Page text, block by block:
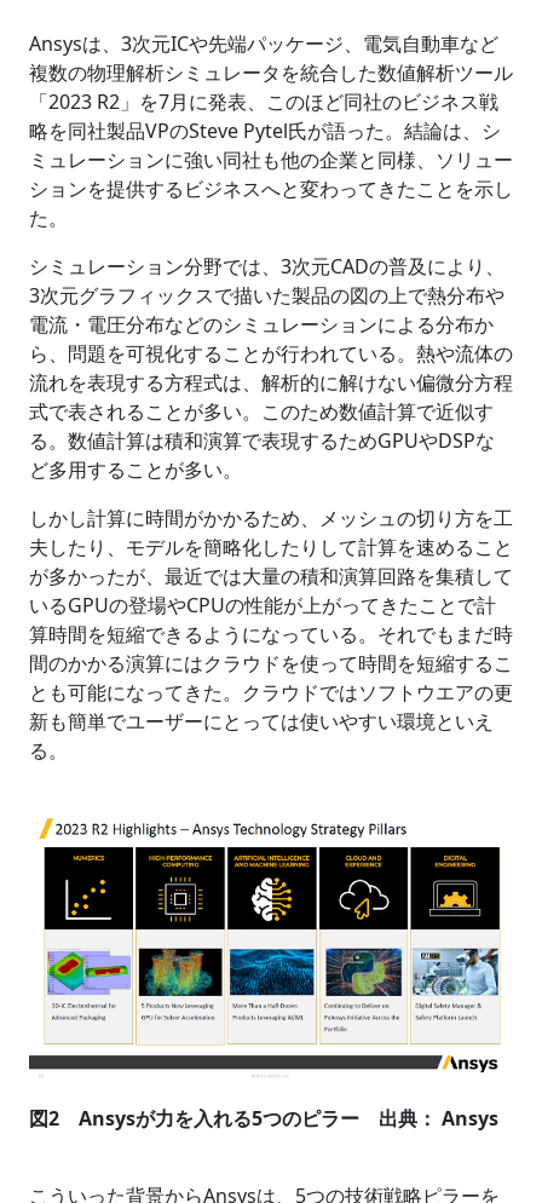
Ansysは、3次元ICや先端パッケージ、電気自動車など
複数の物理解析シミュレータを統合した数値解析ツール
「2023 R2」を7月に発表、このほど同社のビジネス戦
略を同社製品VPのSteve Pytel氏が語った。結論は、シ
ミュレーションに強い同社も他の企業と同様、ソリュー
ションを提供するビジネスへと変わってきたことを示し
た。
シミュレーション分野では、3次元CADの普及により、
3次元グラフィックスで描いた製品の図の上で熱分布や
電流・電圧分布などのシミュレーションによる分布か
ら、問題を可視化することが行われている。熱や流体の
流れを表現する方程式は、解析的に解けない偏微分方程
式で表されることが多い。このため数値計算で近似す
る。数値計算は積和演算で表現するためGPUやDSPな
ど多用することが多い。
しかし計算に時間がかかるため、メッシュの切り方を工
夫したり、モデルを簡略化したりして計算を速めること
が多かったが、最近では大量の積和演算回路を集積して
いるGPUの登場やCPUの性能が上がってきたことで計
算時間を短縮できるようになっている。それでもまだ時
間のかかる演算にはクラウドを使って時間を短縮するこ
とも可能になってきた。クラウドではソフトウエアの更
新も簡単でユーザーにとっては使いやすい環境といえ
る。
図2 Ansysが力を入れる5つのピラー 出典： Ansys
こういった背景からAnsysは、5つの技術戦略ピラーを